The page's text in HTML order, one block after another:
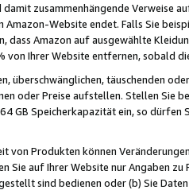
damit zusammenhängende
Website endet. Falls Sie
dass Amazon auf ausgewählte
von Ihrer Website entfernen, sobald
überschwänglichen, täuschenden
oder Preise aufstellen. Stellen Sie
GB Speicherkapazität ein, so dürfen
von Produkten können
Sie auf Ihrer Website nur Angaben
sind bedienen oder (b) Sie